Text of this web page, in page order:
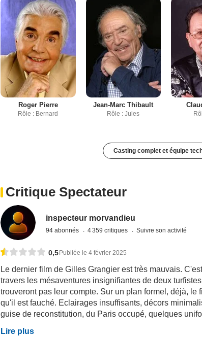
Roger Pierre
Rôle : Bernard
Jean-Marc Thibault
Rôle : Jules
Casting complet et équipe
Critique Spectateur
inspecteur morvandieu
94 abonnés 4 359 critiques Suivre son activité
0,5 Publiée le 4 février 2025
Le dernier film de Gilles Grangier est très mauvais.
travers les mésaventures insignifiantes de deux
trouveront pas leur compte. Sur un plan formel, déjà, le
qu'il est fauché. Eclairages insuffisants, décors
guise de reconstitution, du Paris occupé, quelques
Lire plus